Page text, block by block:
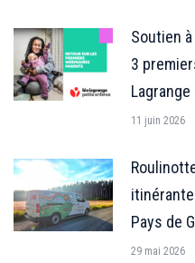
Soutien
3
11 juin 2026
Pays de
29 mai 2026